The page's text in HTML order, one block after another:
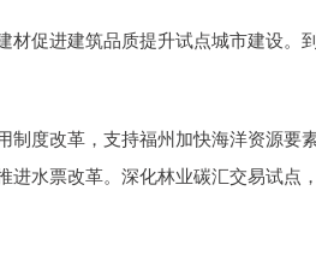
促进建筑品质提升试点城市建设。
度改革，支持福州加快海洋资源要
水票改革。深化林业碳汇交易试点